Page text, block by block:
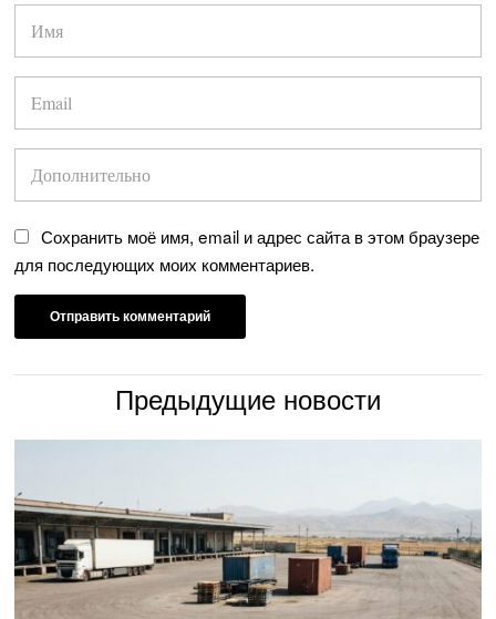
Сохранить моё имя, email и адрес сайта в этом браузере
для последующих моих комментариев.
Предыдущие новости